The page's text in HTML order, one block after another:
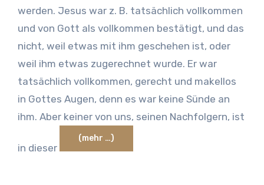
werden. Jesus war z. B. tatsächlich vollkommen
und von Gott als vollkommen bestätigt, und das
nicht, weil etwas mit ihm geschehen ist, oder
weil ihm etwas zugerechnet wurde. Er war
tatsächlich vollkommen, gerecht und makellos
in Gottes Augen, denn es war keine Sünde an
ihm. Aber keiner von uns, seinen Nachfolgern, ist
in dieser
(mehr …)